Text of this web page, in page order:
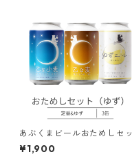
あぶくまビールおためしセッ
ト（ゆず）｜飲み比べクラフ
トビール
¥1,900